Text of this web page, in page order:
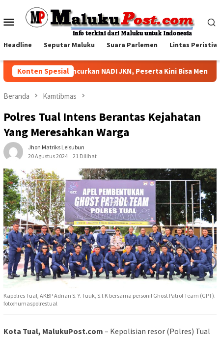
konten
Menu
Headline Seputar Maluku Suara Parlemen Lintas
Konten Spesial
Kesehatan Luncurkan NADI JKN, Peserta Kini Bisa
Beranda Kamtibmas
Polres Tual Intens Berantas Kejahatan
Yang Meresahkan Warga
Jhon Matriks Leisubun
20 Agustus 2024
21 Dilihat
Kapolres Tual, AKBP Adrian S. Y. Tuuk, S.I.K bersama personil Ghost Patrol Team (GPT).
foto:humaspolrestual
Kota Tual, MalukuPost.com – Kepolisian resor (Polres) Tual